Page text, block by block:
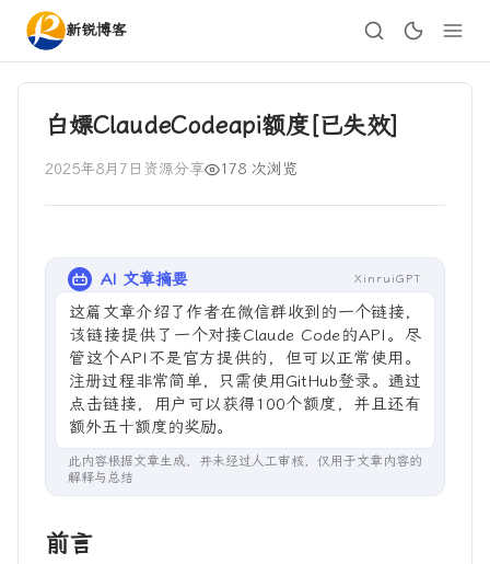
新锐博客
白嫖ClaudeCodeapi额度[已失效]
2025年8月7日 资源分享 178 次浏览
AI 文章摘要 XinruiGPT
这篇文章介绍了作者在微信群收到的一个链接，
该链接提供了一个对接Claude Code的API。尽
管这个API不是官方提供的，但可以正常使用。
注册过程非常简单，只需使用GitHub登录。通过
点击链接，用户可以获得100个额度，并且还有
额外五十额度的奖励。
此内容根据文章生成，并未经过人工审核，仅用于文章内容的
解释与总结
前言